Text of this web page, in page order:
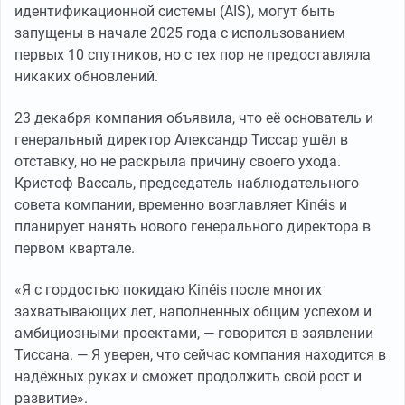
идентификационной системы (AIS), могут быть
запущены в начале 2025 года с использованием
первых 10 спутников, но с тех пор не предоставляла
никаких обновлений.
23 декабря компания объявила, что её основатель и
генеральный директор Александр Тиссар ушёл в
отставку, но не раскрыла причину своего ухода.
Кристоф Вассаль, председатель наблюдательного
совета компании, временно возглавляет Kinéis и
планирует нанять нового генерального директора в
первом квартале.
«Я с гордостью покидаю Kinéis после многих
захватывающих лет, наполненных общим успехом и
амбициозными проектами, — говорится в заявлении
Тиссана. — Я уверен, что сейчас компания находится в
надёжных руках и сможет продолжить свой рост и
развитие».